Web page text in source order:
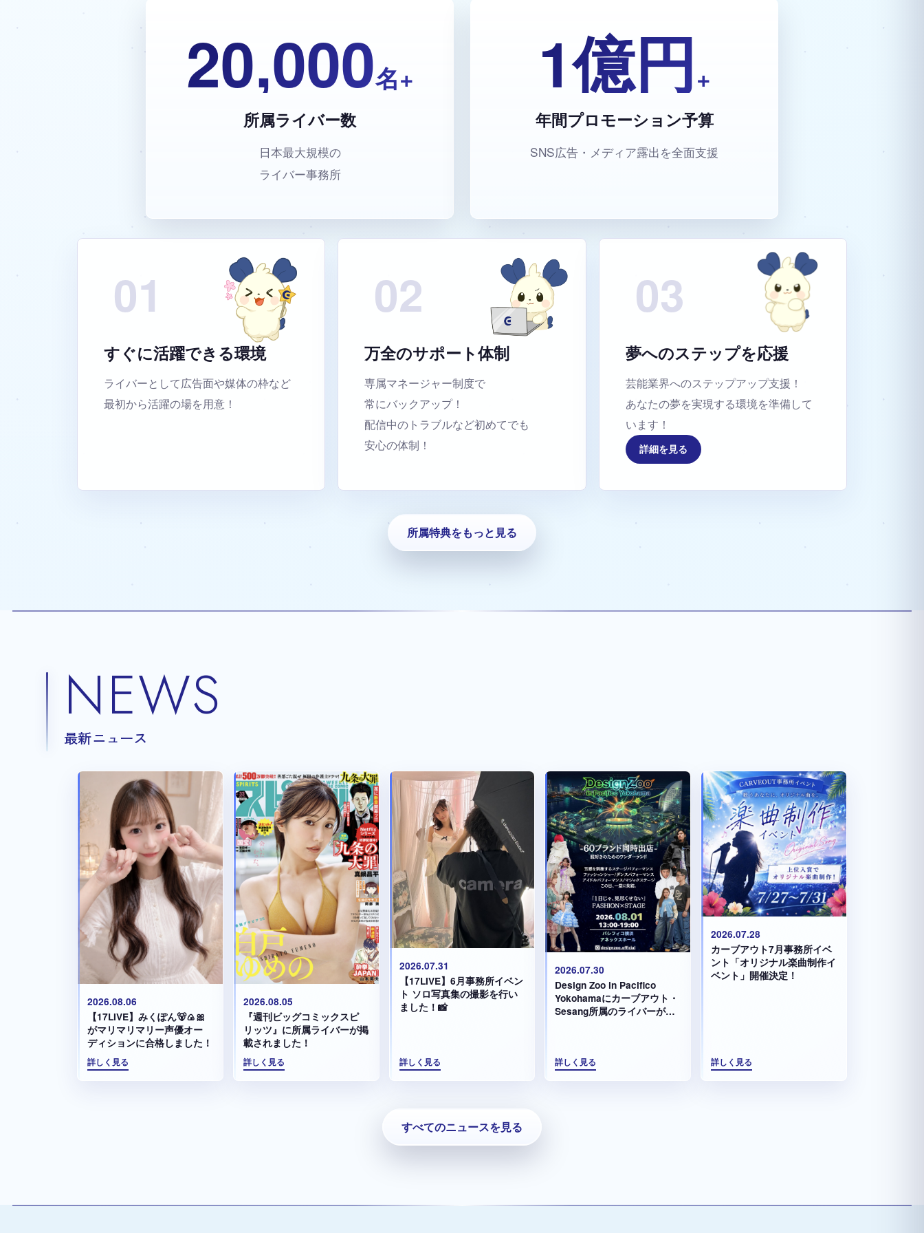
20,000名+
所属ライバー数
日本最大規模の
ライバー事務所
1億円+
年間プロモーション予算
SNS広告・メディア露出を全面支援
01
すぐに活躍できる環境
ライバーとして広告面や媒体の枠など
最初から活躍の場を用意！
02
万全のサポート体制
専属マネージャー制度で
常にバックアップ！
配信中のトラブルなど初めてでも
安心の体制！
03
夢へのステップを応援
芸能業界へのステップアップ支援！
あなたの夢を実現する環境を準備して
います！
詳細を見る
所属特典をもっと見る
NEWS
最新ニュース
2026.08.06
【17LIVE】みくぽん🐻🍙🎀
がマリマリマリー声優オー
ディションに合格しました！
詳しく見る
2026.08.05
『週刊ビッグコミックスピ
リッツ』に所属ライバーが掲
載されました！
詳しく見る
2026.07.31
【17LIVE】6月事務所イベン
ト ソロ写真集の撮影を行い
ました！📸
詳しく見る
2026.07.30
Design Zoo in Pacifico
Yokohamaにカーブアウト・
Sesang所属のライバーが出
詳しく見る
2026.07.28
カーブアウト7月事務所イベ
ント「オリジナル楽曲制作イ
ベント」開催決定！
詳しく見る
すべてのニュースを見る